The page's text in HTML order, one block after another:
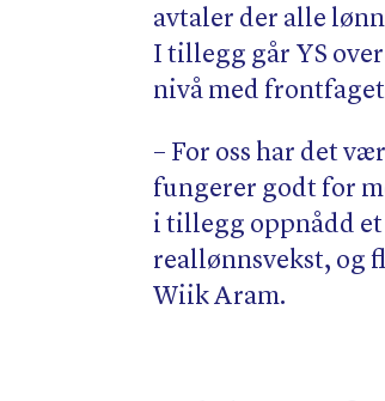
avtaler der alle
I tillegg går YS
nivå med
– For oss har det
fungerer godt for
i tillegg oppnådd
reallønnsvekst, og
Wiik Aram.